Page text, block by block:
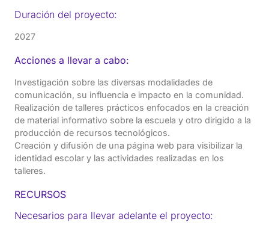
Duración del proyecto:
2027
Acciones a llevar a cabo:
Investigación sobre las diversas modalidades de
comunicación, su influencia e impacto en la comunidad.
Realización de talleres prácticos enfocados en la creación
de material informativo sobre la escuela y otro dirigido a la
producción de recursos tecnológicos.
Creación y difusión de una página web para visibilizar la
identidad escolar y las actividades realizadas en los
talleres.
RECURSOS
Necesarios para llevar adelante el proyecto: